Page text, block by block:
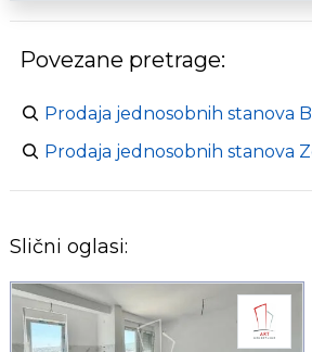
Povezane pretrage:
Prodaja jednosobnih stanova
Prodaja jednosobnih stanova
Slični oglasi: